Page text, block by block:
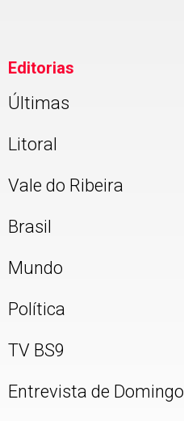
Editorias
Últimas
Litoral
Vale do Ribeira
Brasil
Mundo
Política
TV BS9
Entrevista de Domingo